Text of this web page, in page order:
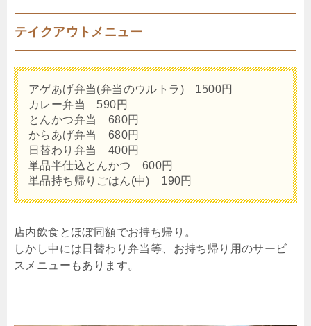
テイクアウトメニュー
アゲあげ弁当(弁当のウルトラ) 1500円
カレー弁当 590円
とんかつ弁当 680円
からあげ弁当 680円
日替わり弁当 400円
単品半仕込とんかつ 600円
単品持ち帰りごはん(中) 190円
店内飲食とほぼ同額でお持ち帰り。
しかし中には日替わり弁当等、お持ち帰り用のサービ
スメニューもあります。